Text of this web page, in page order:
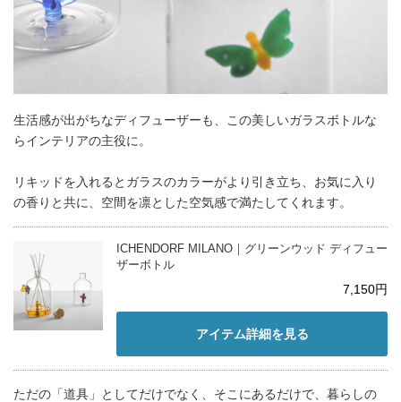
生活感が出がちなディフューザーも、この美しいガラスボトルな
らインテリアの主役に。
リキッドを入れるとガラスのカラーがより引き立ち、お気に入り
の香りと共に、空間を凛とした空気感で満たしてくれます。
ICHENDORF MILANO｜グリーンウッド ディフュー
ザーボトル
7,150円
アイテム詳細を見る
ただの「道具」としてだけでなく、そこにあるだけで、暮らしの